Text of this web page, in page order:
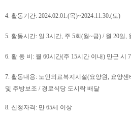
4. 활동기간: 2024.02.01.(목)~2024.11.30.(토)
5. 활동시간: 일 3시간, 주 5회 (월~금) / 월 20일,
6. 활 동 비 : 월 60시간(주 15시간 이내) 만근 시
7. 활동내용: 노인의료복지시설(요양원, 요양센
및 주방보조 /경로식당 도시락 배달
8. 신청자격 : 만 65세 이상